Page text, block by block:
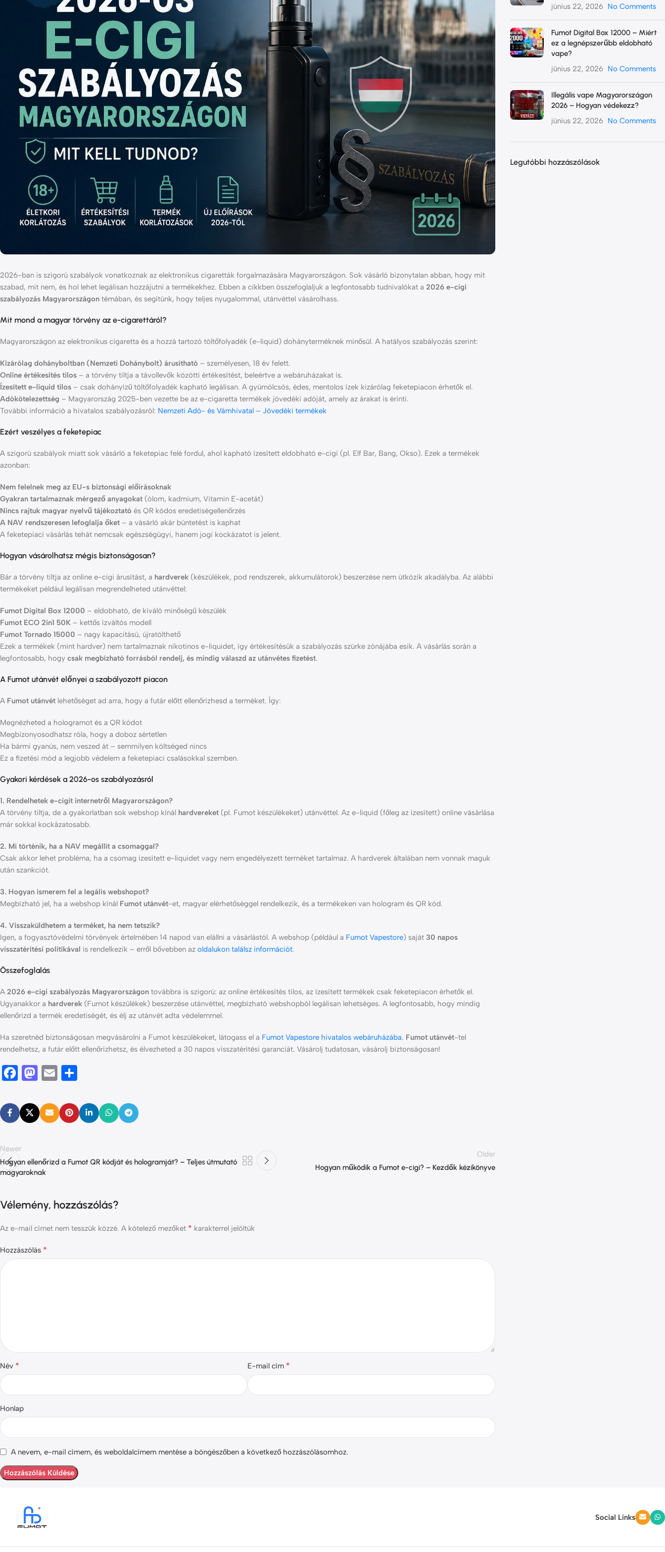
2026-ban is szigorú szabályok vonatkoznak az elektronikus cigaretták forgalmazására Magyarországon. Sok vásárló bizonytalan abban, hogy mit
szabad, mit nem, és hol lehet legálisan hozzájutni a termékekhez. Ebben a cikkben összefoglaljuk a legfontosabb tudnivalókat a 2026 e-cigi
szabályozás Magyarországon témában, és segítünk, hogy teljes nyugalommal, utánvéttel vásárolhass.
Mit mond a magyar törvény az e-cigarettáról?
Magyarországon az elektronikus cigaretta és a hozzá tartozó töltőfolyadék (e-liquid) dohányterméknek minősül. A hatályos szabályozás szerint:
Kizárólag dohányboltban (Nemzeti Dohánybolt) árusítható – személyesen, 18 év felett.
Online értékesítés tilos – a törvény tiltja a távollevők közötti értékesítést, beleértve a webáruházakat is.
Ízesített e-liquid tilos – csak dohányízű töltőfolyadék kapható legálisan. A gyümölcsös, édes, mentolos ízek kizárólag feketepiacon érhetők el.
Adókötelezettség – Magyarország 2025-ben vezette be az e-cigaretta termékek jövedéki adóját, amely az árakat is érinti.
További információ a hivatalos szabályozásról: Nemzeti Adó- és Vámhivatal – Jövedéki termékek
Ezért veszélyes a feketepiac
A szigorú szabályok miatt sok vásárló a feketepiac felé fordul, ahol kapható ízesített eldobható e-cigi (pl. Elf Bar, Bang, Okso). Ezek a termékek
azonban:
Nem felelnek meg az EU-s biztonsági előírásoknak
Gyakran tartalmaznak mérgező anyagokat (ólom, kadmium, Vitamin E-acetát)
Nincs rajtuk magyar nyelvű tájékoztató és QR kódos eredetiségellenőrzés
A NAV rendszeresen lefoglalja őket – a vásárló akár büntetést is kaphat
A feketepiaci vásárlás tehát nemcsak egészségügyi, hanem jogi kockázatot is jelent.
Hogyan vásárolhatsz mégis biztonságosan?
Bár a törvény tiltja az online e-cigi árusítást, a hardverek (készülékek, pod rendszerek, akkumulátorok) beszerzése nem ütközik akadályba. Az alábbi
termékeket például legálisan megrendelheted utánvéttel:
Fumot Digital Box 12000 – eldobható, de kiváló minőségű készülék
Fumot ECO 2in1 50K – kettős ízváltós modell
Fumot Tornado 15000 – nagy kapacitású, újratölthető
Ezek a termékek (mint hardver) nem tartalmaznak nikotinos e-liquidet, így értékesítésük a szabályozás szürke zónájába esik. A vásárlás során a
legfontosabb, hogy csak megbízható forrásból rendelj, és mindig válaszd az utánvétes fizetést.
A Fumot utánvét előnyei a szabályozott piacon
A Fumot utánvét lehetőséget ad arra, hogy a futár előtt ellenőrizhesd a terméket. Így:
Megnézheted a hologramot és a QR kódot
Megbizonyosodhatsz róla, hogy a doboz sértetlen
Ha bármi gyanús, nem veszed át – semmilyen költséged nincs
Ez a fizetési mód a legjobb védelem a feketepiaci csalásokkal szemben.
Gyakori kérdések a 2026-os szabályozásról
1. Rendelhetek e-cigit internetről Magyarországon?
A törvény tiltja, de a gyakorlatban sok webshop kínál hardvereket (pl. Fumot készülékeket) utánvéttel. Az e-liquid (főleg az ízesített) online vásárlása
már sokkal kockázatosabb.
2. Mi történik, ha a NAV megállít a csomaggal?
Csak akkor lehet probléma, ha a csomag ízesített e-liquidet vagy nem engedélyezett terméket tartalmaz. A hardverek általában nem vonnak maguk
után szankciót.
3. Hogyan ismerem fel a legális webshopot?
Megbízható jel, ha a webshop kínál Fumot utánvét-et, magyar elérhetőséggel rendelkezik, és a termékeken van hologram és QR kód.
4. Visszaküldhetem a terméket, ha nem tetszik?
Igen, a fogyasztóvédelmi törvények értelmében 14 napod van elállni a vásárlástól. A webshop (például a Fumot Vapestore) saját 30 napos
visszatérítési politikával is rendelkezik – erről bővebben az oldalukon találsz információt.
Összefoglalás
A 2026 e-cigi szabályozás Magyarországon továbbra is szigorú: az online értékesítés tilos, az ízesített termékek csak feketepiacon érhetők el.
Ugyanakkor a hardverek (Fumot készülékek) beszerzése utánvéttel, megbízható webshopból legálisan lehetséges. A legfontosabb, hogy mindig
ellenőrizd a termék eredetiségét, és élj az utánvét adta védelemmel.
Ha szeretnéd biztonságosan megvásárolni a Fumot készülékeket, látogass el a Fumot Vapestore hivatalos webáruházába. Fumot utánvét-tel
rendelhetsz, a futár előtt ellenőrizhetsz, és élvezheted a 30 napos visszatérítési garanciát. Vásárolj tudatosan, vásárolj biztonságosan!
Facebook
Mastodon
Email
Newer
Hogyan ellenőrizd a Fumot QR kódját és hologramját? – Teljes útmutató
magyaroknak
Older
Hogyan működik a Fumot e-cigi? – Kezdők kézikönyve
Vélemény, hozzászólás?
Az e-mail címet nem tesszük közzé. A kötelező mezőket * karakterrel jelöltük
Hozzászólás *
Név * E-mail cím *
Honlap
A nevem, e-mail címem, és weboldalcímem mentése a böngészőben a következő hozzászólásomhoz.
június 22, 2026 No Comments
Fumot Digital Box 12000 – Miért
ez a legnépszerűbb eldobható
vape?
június 22, 2026 No Comments
Illegális vape Magyarországon
2026 – Hogyan védekezz?
június 22, 2026 No Comments
Legutóbbi hozzászólások
Social Links